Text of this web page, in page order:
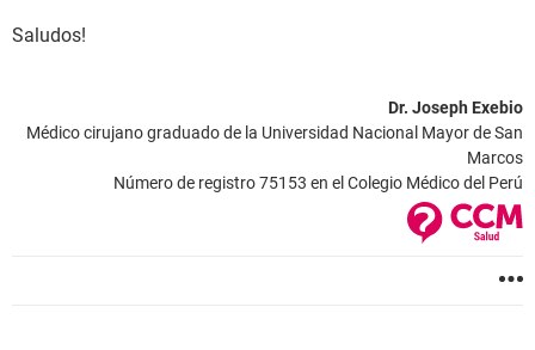
Saludos!
Dr. Joseph Exebio
Médico cirujano graduado de la Universidad Nacional Mayor de San
Marcos
Número de registro 75153 en el Colegio Médico del Perú